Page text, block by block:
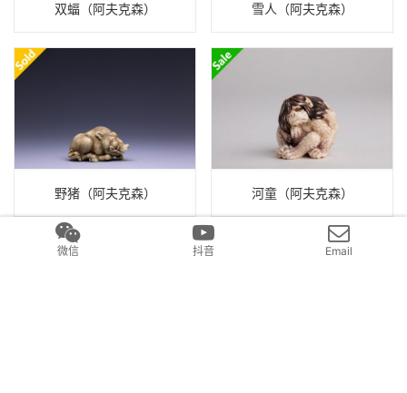
双蝠（阿夫克森） 雪人（阿夫克森）
野猪（阿夫克森） 河童（阿夫克森）
微信 抖音 Email